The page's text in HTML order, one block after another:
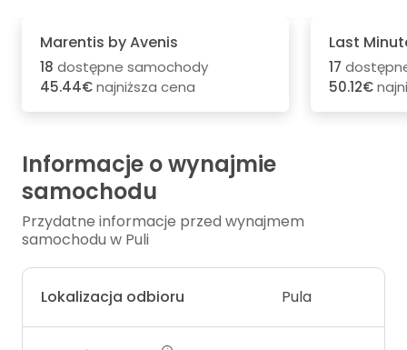
Marentis by Avenis
18 dostępne samochody
45.44€najniższa cena
Last
17
50.12€
Informacje o wynajmie
samochodu
Przydatne informacje przed wynajmem
samochodu w Puli
Lokalizacja odbioru Pula